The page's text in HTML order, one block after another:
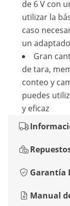
de 6 V con
utilizar la
caso
un
Gran
de tara,
conteo y
puedes
y eficaz
Garantía
Manual